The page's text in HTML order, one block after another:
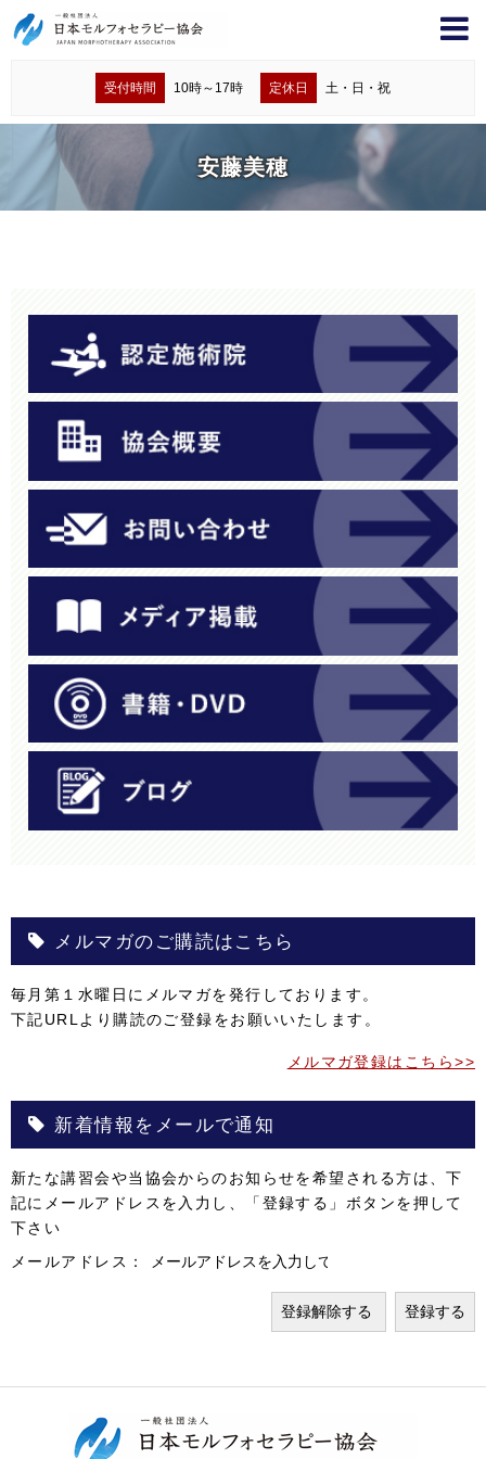
受付時間 10時～17時 定休日 土・日・祝
安藤美穂
メルマガのご購読はこちら
毎月第１水曜日にメルマガを発行しております。
下記URLより購読のご登録をお願いいたします。
メルマガ登録はこちら>>
新着情報をメールで通知
新たな講習会や当協会からのお知らせを希望される方は、下
記にメールアドレスを入力し、「登録する」ボタンを押して
下さい
メールアドレス：